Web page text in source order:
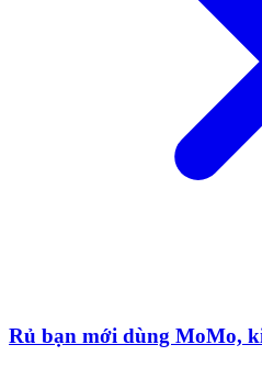
Rủ bạn mới dùng MoMo,